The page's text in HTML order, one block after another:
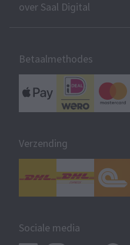
over Saal Digital
Betaalmethodes
Verzending
Sociale media